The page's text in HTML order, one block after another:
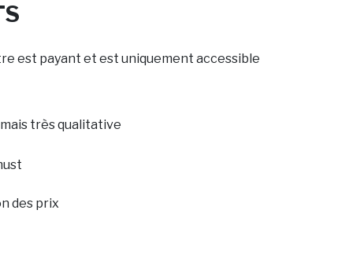
est payant et est uniquement accessible
très qualitative
des prix